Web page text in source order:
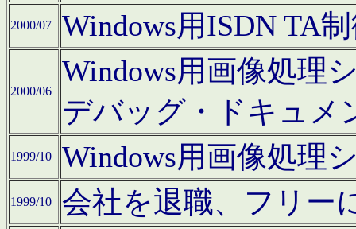
2000/07 Windows用ISDN TA
2000/06
Windows用画像処理
デバッグ・ドキュメ
1999/10 Windows用画像処理
1999/10 会社を退職、フリー